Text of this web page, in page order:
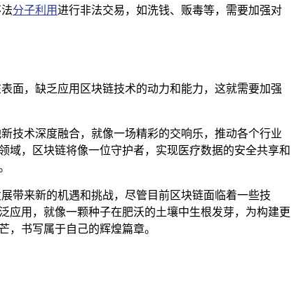
分子利用进行非法交易，如洗钱、贩毒等，需要加强对
面，缺乏应用区块链技术的动力和能力，这就需要加强
技术深度融合，就像一场精彩的交响乐，推动各个行业
域，区块链将像一位守护者，实现医疗数据的安全共享和
带来新的机遇和挑战，尽管目前区块链面临着一些技
应用，就像一颗种子在肥沃的土壤中生根发芽，为构建更
书写属于自己的辉煌篇章。